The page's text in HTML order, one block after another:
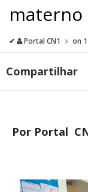
materno
✔ Portal CN1 on
Compartilhar
Por Portal